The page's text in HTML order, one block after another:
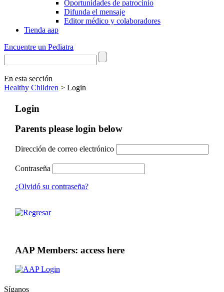
Oportunidades de patrocinio
Difunda el mensaje
Editor médico y colaboradores
Tienda aap
Encuentre un Pediatra
En esta sección
Healthy Children > Login
Login
Parents please login below
Dirección de correo electrónico
Contraseña
¿Olvidó su contraseña?
AAP Members: access here
Síganos